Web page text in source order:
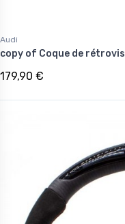
Audi
copy of Coque de
179,90 €